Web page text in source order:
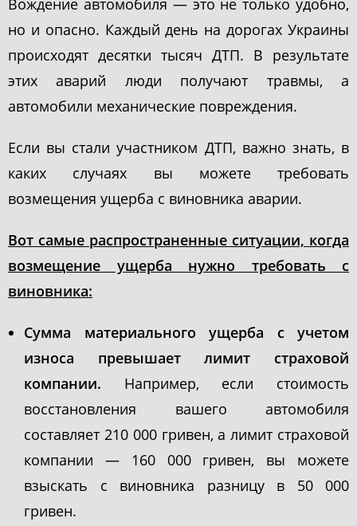
Вождение автомобиля — это не только удобно,
но и опасно. Каждый день на дорогах Украины
происходят десятки тысяч ДТП. В результате
этих аварий люди получают травмы, а
автомобили механические повреждения.
Если вы стали участником ДТП, важно знать, в
каких случаях вы можете требовать
возмещения ущерба с виновника аварии.
Вот самые распространенные ситуации, когда
возмещение ущерба нужно требовать с
виновника:
Сумма материального ущерба с учетом
износа превышает лимит страховой
компании. Например, если стоимость
восстановления вашего автомобиля
составляет 210 000 гривен, а лимит страховой
компании — 160 000 гривен, вы можете
взыскать с виновника разницу в 50 000
гривен.